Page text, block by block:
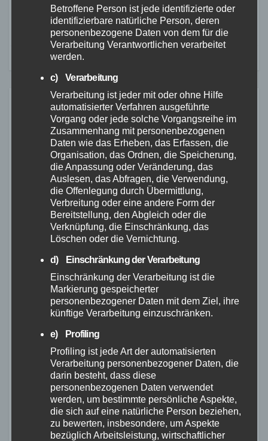
gesperrt
Related Post
ALTENKIRCHEN FEUERWEHR POLIZEI
RETTUNGSDIENST
Containerbrand im
Industriegebiet Horhausen:
Feuerwehr verhindert
weitere Ausbreitung
7. AUG. 2026
FEUERWEHR NEUWIED POLIZEI RETTUNGSDIENST
Flächenbrand bei Oberdreis:
Feuerwehr verhindert
Übergreifen auf Waldgebiet
7. AUG. 2026
ALTENKIRCHEN FEUERWEHR POLIZEI
Betroffene Person ist jede identifizierte oder
identifizierbare natürliche Person, deren
personenbezogene Daten von dem für die
Verarbeitung Verantwortlichen verarbeitet
werden.
c) Verarbeitung
Verarbeitung ist jeder mit oder ohne Hilfe
automatisierter Verfahren ausgeführte
Vorgang oder jede solche Vorgangsreihe im
Zusammenhang mit personenbezogenen
Daten wie das Erheben, das Erfassen, die
Organisation, das Ordnen, die Speicherung,
die Anpassung oder Veränderung, das
Auslesen, das Abfragen, die Verwendung,
die Offenlegung durch Übermittlung,
Verbreitung oder eine andere Form der
Bereitstellung, den Abgleich oder die
Verknüpfung, die Einschränkung, das
Löschen oder die Vernichtung.
d) Einschränkung der Verarbeitung
Einschränkung der Verarbeitung ist die
Markierung gespeicherter
personenbezogener Daten mit dem Ziel, ihre
künftige Verarbeitung einzuschränken.
e) Profiling
Profiling ist jede Art der automatisierten
Verarbeitung personenbezogener Daten, die
darin besteht, dass diese
personenbezogenen Daten verwendet
werden, um bestimmte persönliche Aspekte,
die sich auf eine natürliche Person beziehen,
zu bewerten, insbesondere, um Aspekte
bezüglich Arbeitsleistung, wirtschaftlicher